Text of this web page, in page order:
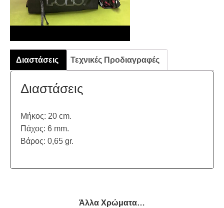
Διαστάσεις Τεχνικές Προδιαγραφές
Διαστάσεις
Μήκος: 20 cm.
Πάχος: 6 mm.
Βάρος: 0,65 gr.
Άλλα Χρώματα…